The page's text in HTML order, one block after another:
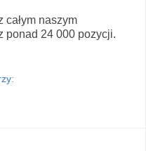
całym naszym
ponad 24 000 pozycji.